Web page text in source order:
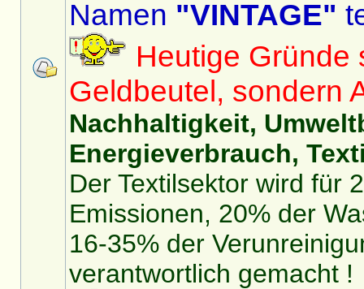
Namen "VINTAGE"
Heutige Gründe
Geldbeutel, sondern
Nachhaltigkeit,
Energieverbrauch,
Der Textilsektor wird für
Emissionen, 20% der
16-35% der
verantwortlich gemacht !